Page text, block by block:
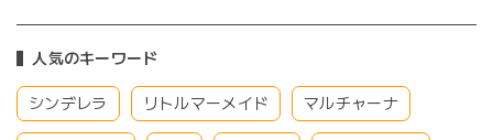
人気のキーワード
シンデレラ リトルマーメイド マルチャーナ